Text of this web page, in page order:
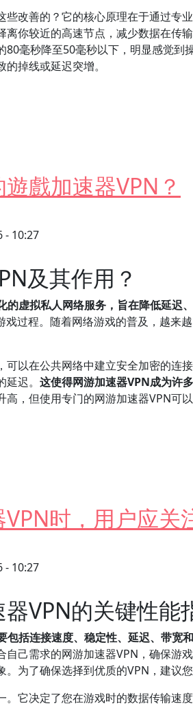
改善的？它的核心原理在于通过
你较近的高速节点，减少数据在
80毫秒降至50毫秒以下，明显感觉
掉线或延迟突增。
戲加速器VPN？
- 10:27
及其作用？
虚拟私人网络服务，旨在降低延迟
过程。随着网络游戏的普及，越来
以在公共网络中建立安全加密的连
迟。 这使得网游加速器VPN成为许
，但使用专门的网游加速器VPN可以
时，用户应关
- 10:27
VPN的关键性能
括连接速度、稳定性、延迟、带宽和
己需求的网游加速器VPN，确保
为了确保选择到优质的VPN，建议
它决定了您在游戏时的数据传输